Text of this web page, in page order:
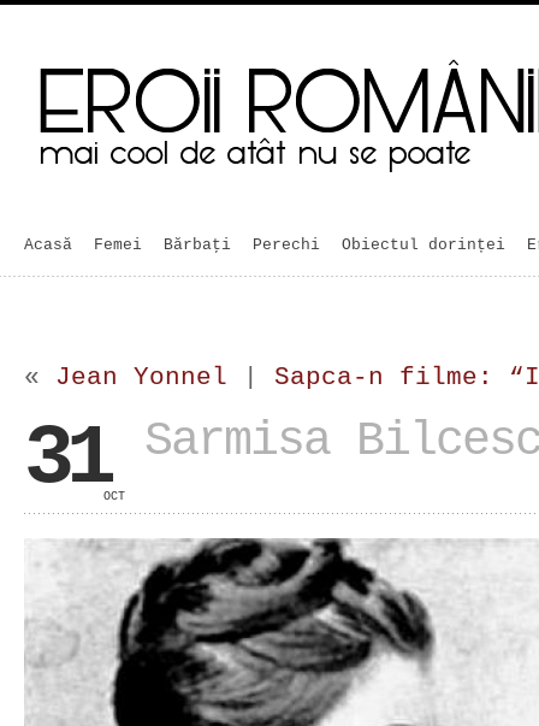
Acasă Femei Bărbaţi Perechi Obiectul dorinței
« Jean Yonnel Sapca-n filme:
31OCT
Sarmisa